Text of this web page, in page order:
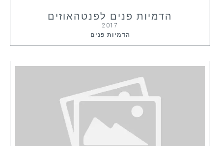
הדמיות פנים לפנטהאוזים
2017
הדמיות פנים